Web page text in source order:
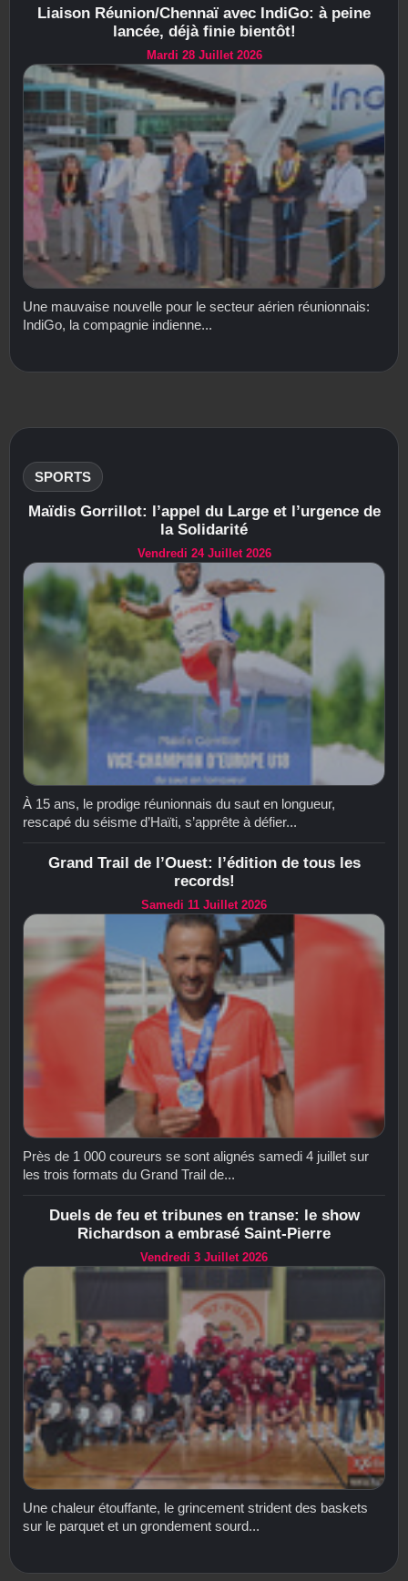
Liaison Réunion/Chennaï avec IndiGo: à peine
lancée, déjà finie bientôt!
Mardi 28 Juillet 2026
Une mauvaise nouvelle pour le secteur aérien réunionnais:
IndiGo, la compagnie indienne...
SPORTS
Maïdis Gorrillot: l’appel du Large et l’urgence de
la Solidarité
Vendredi 24 Juillet 2026
À 15 ans, le prodige réunionnais du saut en longueur,
rescapé du séisme d’Haïti, s’apprête à défier...
Grand Trail de l’Ouest: l’édition de tous les
records!
Samedi 11 Juillet 2026
Près de 1 000 coureurs se sont alignés samedi 4 juillet sur
les trois formats du Grand Trail de...
Duels de feu et tribunes en transe: le show
Richardson a embrasé Saint-Pierre
Vendredi 3 Juillet 2026
Une chaleur étouffante, le grincement strident des baskets
sur le parquet et un grondement sourd...